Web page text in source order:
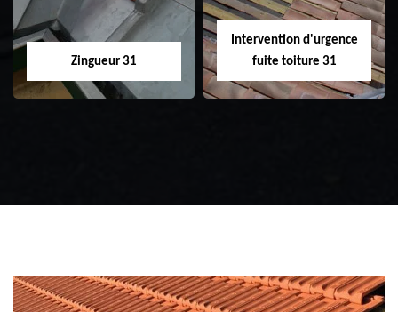
Zingueur 31
Intervention d'urgence
fuite toiture 31